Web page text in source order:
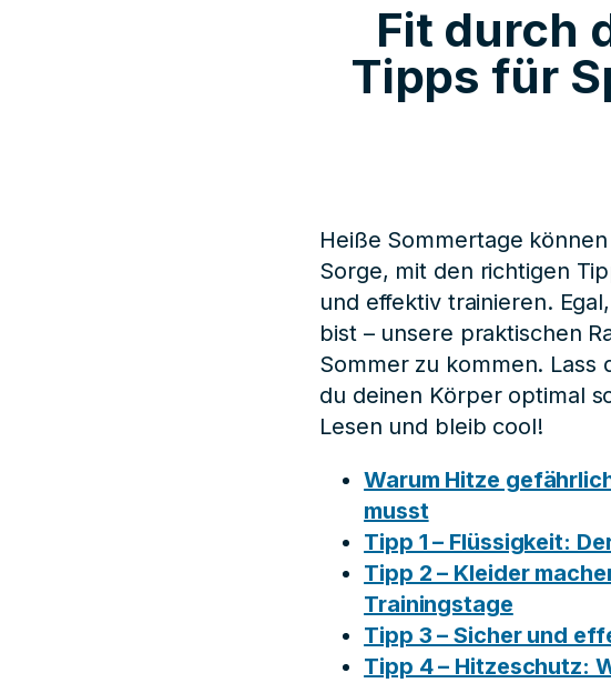
Fit durch
Tipps für
Heiße Sommertage
Sorge, mit den richtigen
und effektiv trainieren.
bist – unsere praktischen
Sommer zu kommen.
du deinen Körper optimal
Lesen und bleib cool!
Warum Hitze
musst
Tipp 1 – Flüssigkeit:
Tipp 2 – Kleider
Trainingstage
Tipp 3 – Sicher und
Tipp 4 – Hitzeschutz: